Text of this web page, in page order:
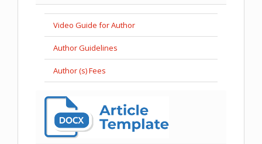
Video Guide for Author
Author Guidelines
Author (s) Fees